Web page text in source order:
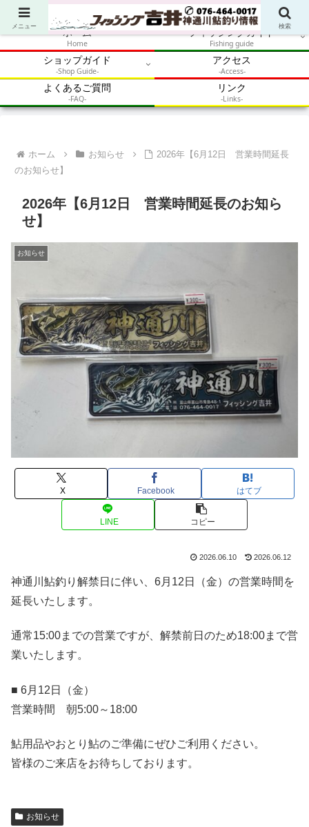
アウトドア・釣り・鮎・自然体験を加速させるメディア
ホーム
Home
フィッシングガイド
Fishing guide
ショップガイド
-Shop Guide-
アクセス
-Access-
よくあるご質問
-FAQ-
リンク
-Links-
ホーム お知らせ
2026年【6月12日 営業時間延長
のお知らせ】
2026年【6月12日 営業時間延長のお知ら
せ】
お知らせ
X Facebook はてブ
LINE コピー
2026.06.10 2026.06.12
神通川鮎釣り解禁日に伴い、6月12日（金）の営業時間を
延長いたします。
通常15:00までの営業ですが、解禁前日のため18:00まで営
業いたします。
■ 6月12日（金）
営業時間 朝5:00～18:00
鮎用品やおとり鮎のご準備にぜひご利用ください。
皆様のご来店をお待ちしております。
お知らせ
メニュー 検索